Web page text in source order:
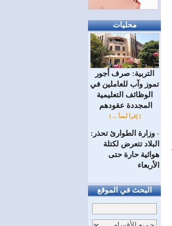
محليات
التربية: صرف أجور
تموز وآب للعاملين في
الوظائف ‏التعليمية
المجددة عقودهم ‏
[ إقرأ أيضاً ... ]
= وزارة الطوارئ تحذر:
البلاد تتعرض لكتلة
هوائية حارة حتى
الأربعاء
البحث في الموقع